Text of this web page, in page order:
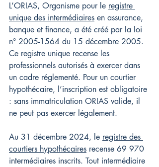
L’ORIAS, Organisme pour le registre
unique des intermédiaires en assurance,
banque et finance, a été créé par la loi
n° 2005-1564 du 15 décembre 2005.
Ce registre unique recense les
professionnels autorisés à exercer dans
un cadre réglementé. Pour un courtier
hypothécaire, l’inscription est obligatoire
: sans immatriculation ORIAS valide, il
ne peut pas exercer légalement.
Au 31 décembre 2024, le registre des
courtiers hypothécaires recense 69 970
intermédiaires inscrits. Tout intermédiaire